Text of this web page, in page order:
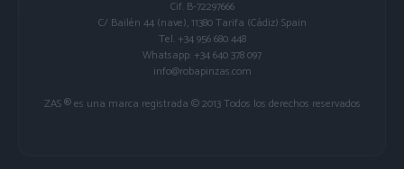
Cif. B-72297666
C/ Bailén 44 (nave), 11380 Tarifa (Cádiz) Spain
Tel. +34 956 680 448
Whatsapp: +34 640 378 097
info@robapinzas.com
ZAS ® es una marca registrada © 2013 Todos los derechos reservados